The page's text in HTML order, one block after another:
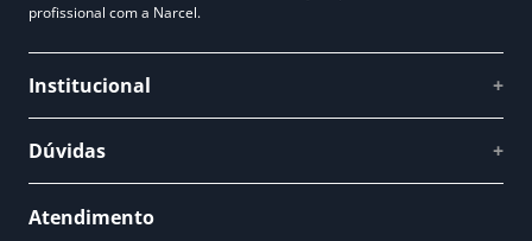
profissional com a Narcel.
Institucional +
Fale conosco
Dúvidas +
Atendimento